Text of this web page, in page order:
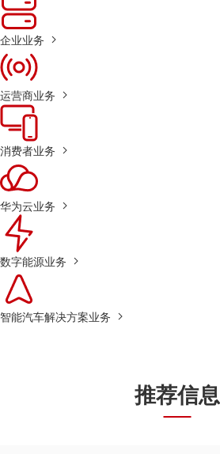
企业业务
运营商业务
消费者业务
华为云业务
数字能源业务
智能汽车解决方案业务
推荐信息